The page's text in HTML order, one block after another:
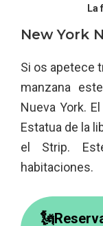
La
New York
Si os apetece
manzana
Nueva York.
Estatua de la
el Strip.
habitaciones.